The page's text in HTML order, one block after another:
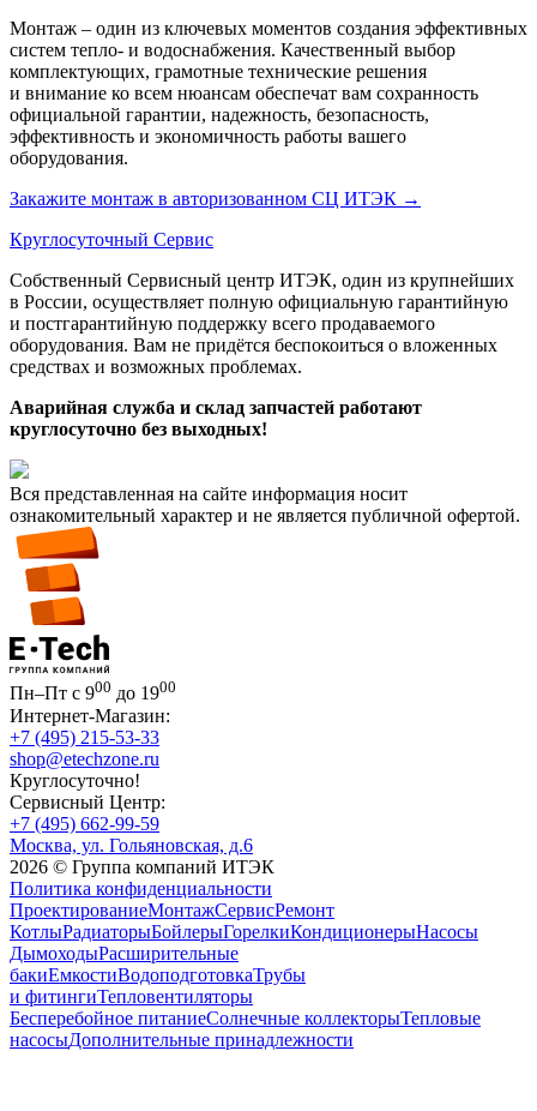
Монтаж – один из ключевых моментов создания эффективных
систем тепло- и водоснабжения. Качественный выбор
комплектующих, грамотные технические решения
и внимание ко всем нюансам обеспечат вам сохранность
официальной гарантии, надежность, безопасность,
эффективность и экономичность работы вашего
оборудования.
Закажите монтаж в авторизованном СЦ ИТЭК →
Круглосуточный Сервис
Собственный Сервисный центр ИТЭК, один из крупнейших
в России, осуществляет полную официальную гарантийную
и постгарантийную поддержку всего продаваемого
оборудования. Вам не придётся беспокоиться о вложенных
средствах и возможных проблемах.
Аварийная служба и склад запчастей работают
круглосуточно без выходных!
Вся представленная на сайте информация носит
ознакомительный характер и не является публичной офертой.
Пн–Пт с 900 до 1900
Интернет-Магазин:
+7 (495) 215-53-33
shop@etechzone.ru
Круглосуточно!
Сервисный Центр:
+7 (495) 662-99-59
Москва, ул. Гольяновская, д.6
2026 © Группа компаний ИТЭК
Политика конфиденциальности
ПроектированиеМонтажСервисРемонт
КотлыРадиаторыБойлерыГорелкиКондиционерыНасосы
ДымоходыРасширительные
бакиЕмкостиВодоподготовкаТрубы
и фитингиТепловентиляторы
Бесперебойное питаниеСолнечные коллекторыТепловые
насосыДополнительные принадлежности